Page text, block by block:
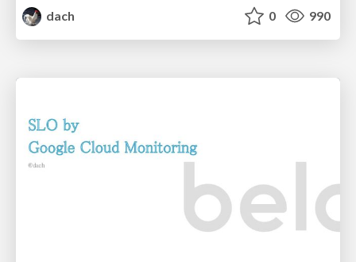
dach
0 990